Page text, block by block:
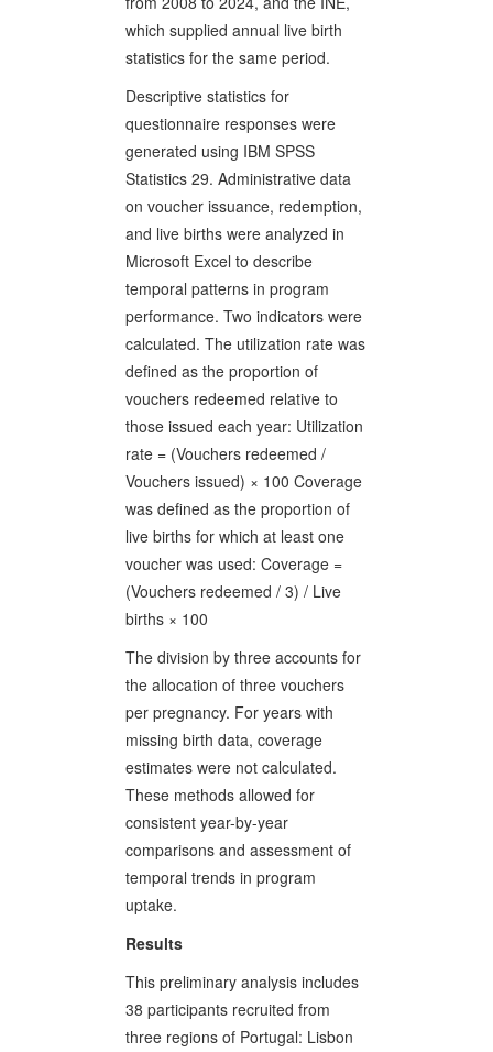
which supplied annual live birth
statistics for the same period.
Descriptive statistics for
questionnaire responses were
generated using IBM SPSS
Statistics 29. Administrative data
on voucher issuance, redemption,
and live births were analyzed in
Microsoft Excel to describe
temporal patterns in program
performance. Two indicators were
calculated. The utilization rate was
defined as the proportion of
vouchers redeemed relative to
those issued each year: Utilization
rate = (Vouchers redeemed /
Vouchers issued) × 100 Coverage
was defined as the proportion of
live births for which at least one
voucher was used: Coverage =
(Vouchers redeemed / 3) / Live
births × 100
The division by three accounts for
the allocation of three vouchers
per pregnancy. For years with
missing birth data, coverage
estimates were not calculated.
These methods allowed for
consistent year-by-year
comparisons and assessment of
temporal trends in program
uptake.
Results
This preliminary analysis includes
38 participants recruited from
three regions of Portugal: Lisbon